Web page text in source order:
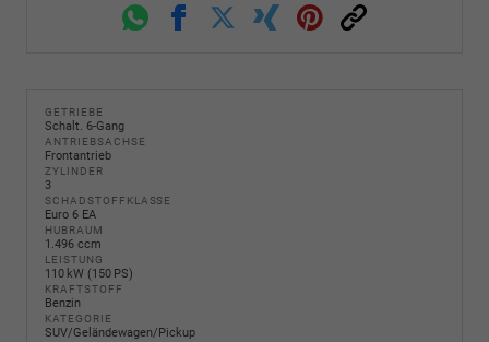
WhatsappFacebookTwitterXing PinterestLink
GETRIEBE
Schalt. 6-Gang
ANTRIEBSACHSE
Frontantrieb
ZYLINDER
3
SCHADSTOFFKLASSE
Euro 6 EA
HUBRAUM
1.496 ccm
LEISTUNG
110 kW (150 PS)
KRAFTSTOFF
Benzin
KATEGORIE
SUV/Geländewagen/Pickup